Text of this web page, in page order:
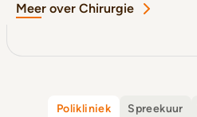
Meer over Chirurgie
Polikliniek Spreekuur